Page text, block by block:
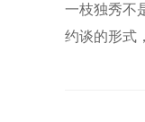
一枝独秀不
约谈的形式